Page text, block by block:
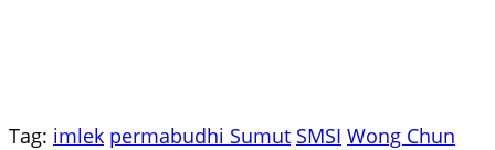
Tag: imlek permabudhi Sumut SMSI Wong Chun